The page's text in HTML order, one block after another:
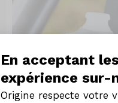
En acceptant
expérience sur-
Origine respecte votre